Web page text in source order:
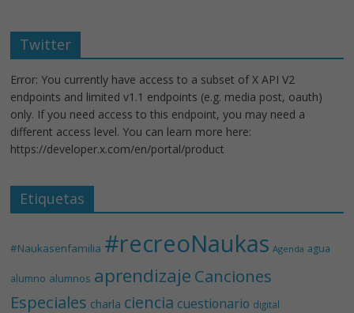
Twitter
Error: You currently have access to a subset of X API V2
endpoints and limited v1.1 endpoints (e.g. media post, oauth)
only. If you need access to this endpoint, you may need a
different access level. You can learn more here:
https://developer.x.com/en/portal/product
Etiquetas
#Naukasenfamilia #recreoNaukas Agenda agua
alumno alumnos aprendizaje Canciones
Especiales charla ciencia cuestionario digital